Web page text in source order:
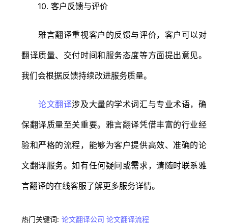
10. 客户反馈与评价
雅言翻译重视客户的反馈与评价，客户可以对
翻译质量、交付时间和服务态度等方面提出意见。
我们会根据反馈持续改进服务质量。
论文翻译涉及大量的学术词汇与专业术语，确
保翻译质量至关重要。雅言翻译凭借丰富的行业经
验和严格的流程，能够为客户提供高效、准确的论
文翻译服务。如有任何疑问或需求，请随时联系雅
言翻译的在线客服了解更多服务详情。
热门关键词: 论文翻译公司 论文翻译流程